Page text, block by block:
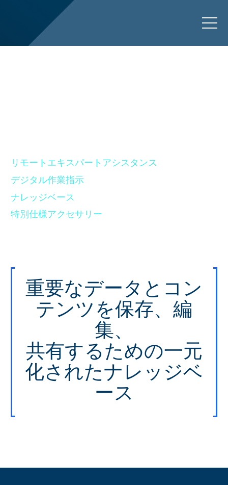
リモートエキスパートアシスタンス
デジタル作業指示
ナレッジベース
特別仕様アクセサリー
重要なデータとコン
テンツを保存、編
集、
共有するための一元
化されたナレッジベ
ース